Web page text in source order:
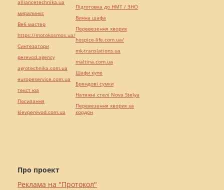
Про проект
Реклама на "Протокол"
alliancetechnika.ua
миралинкс
Веб мастер
https://motokosmos.ua/
Синтезатори
perevod.agency
agrotechnika.com.ua
europeservice.com.ua
текст юа
Посилання
kievperevod.com.ua
Підготовка до НМТ / ЗНО
Винна шафа
Перевезення хворих
hospice-life.com.ua/
mk-translations.ua
maltina.com.ua
Шафи купе
Брендові сумки
Натяжні стелі Nova Stelya
Перевезення хворих за
кордон